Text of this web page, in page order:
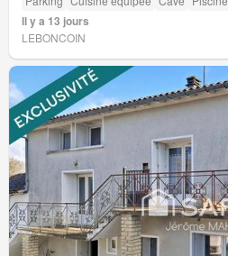
Il y a 13 jours
LEBONCOIN